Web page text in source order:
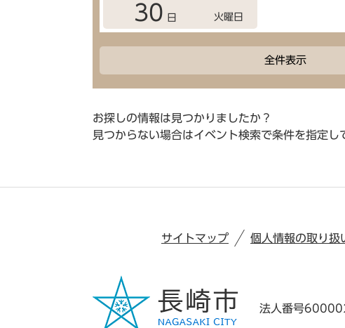
30 日 火曜日
全件表示
お探しの情報は見つかりましたか？
見つからない場合はイベント検索で条件を指定し
サイトマップ 個人情報の取り扱
法人番号